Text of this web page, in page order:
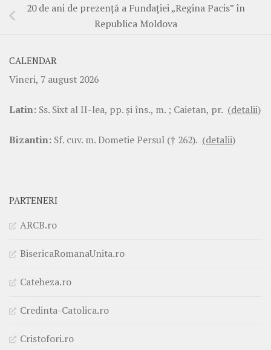
20 de ani de prezență a Fundației „Regina Pacis” în
Republica Moldova
CALENDAR
Vineri, 7 august 2026
Latin: Ss. Sixt al II-lea, pp. şi îns., m. ; Caietan, pr. (detalii)
Bizantin: Sf. cuv. m. Dometie Persul († 262). (detalii)
PARTENERI
ARCB.ro
BisericaRomanaUnita.ro
Cateheza.ro
Credinta-Catolica.ro
Cristofori.ro